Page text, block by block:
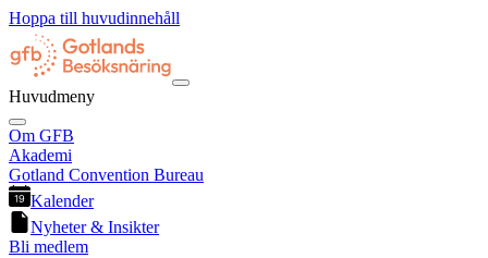
Hoppa till huvudinnehåll
Huvudmeny
Om GFB
Akademi
Gotland Convention Bureau
Kalender
Nyheter & Insikter
Bli medlem